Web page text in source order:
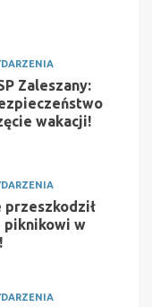
Zaleszany:
wakacji!
przeszkodził
piknikowi w